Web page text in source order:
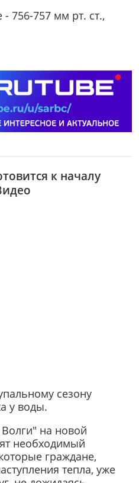
756-757 мм рт. ст.,
к началу
сезону
у воды.
на новой
необходимый
граждане,
тепла, уже